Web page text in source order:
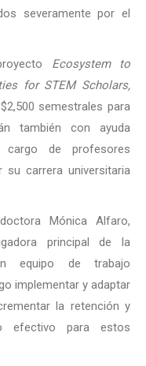
severamente por el
Ecosystem to
for STEM Scholars,
semestrales para
también con ayuda
cargo de profesores
su carrera universitaria
Mónica Alfaro,
principal de la
equipo de trabajo
implementar y adaptar
la retención y
efectivo para estos